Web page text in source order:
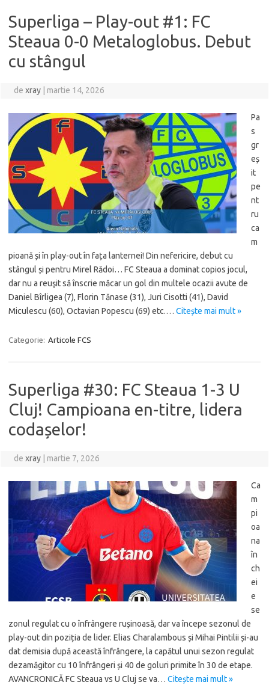
Superliga – Play-out #1: FC
Steaua 0-0 Metaloglobus. Debut
cu stângul
de xray martie 14, 2026
Pa
s
gr
eș
it
pe
nt
ru
ca
m
pioană și în play-out în fața lanternei! Din nefericire, debut cu
stângul și pentru Mirel Rădoi… FC Steaua a dominat copios jocul,
dar nu a reuşit să înscrie măcar un gol din multele ocazii avute de
Daniel Bîrligea (7), Florin Tănase (31), Juri Cisotti (41), David
Miculescu (60), Octavian Popescu (69) etc.… Citește mai mult »
Categorie: Articole FCS
Superliga #30: FC Steaua 1-3 U
Cluj! Campioana en-titre, lidera
codașelor!
de xray martie 7, 2026
Ca
m
pi
oa
na
în
ch
ei
e
se
zonul regulat cu o înfrângere rușinoasă, dar va începe sezonul de
play-out din poziția de lider. Elias Charalambous și Mihai Pintilii și-au
dat demisia după această înfrângere, la capătul unui sezon regulat
dezamăgitor cu 10 înfrângeri și 40 de goluri primite în 30 de etape.
AVANCRONICĂ FC Steaua vs U Cluj se va… Citește mai mult »